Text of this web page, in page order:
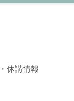
休講情報